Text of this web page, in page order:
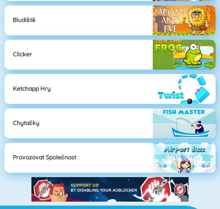
Bludiště
Clicker
Ketchapp Hry
Chytačky
Provozovat Společnost